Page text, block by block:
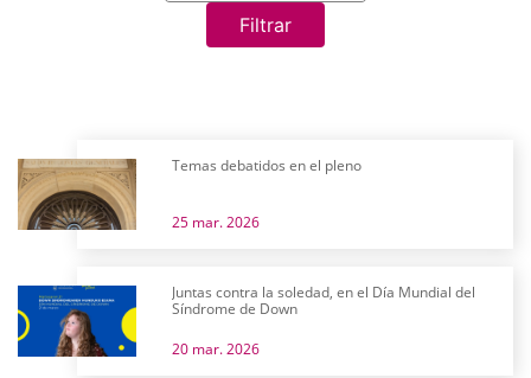
Filtrar
Temas debatidos en el pleno
25 mar. 2026
Juntas contra la soledad, en el Día Mundial del
Síndrome de Down
20 mar. 2026